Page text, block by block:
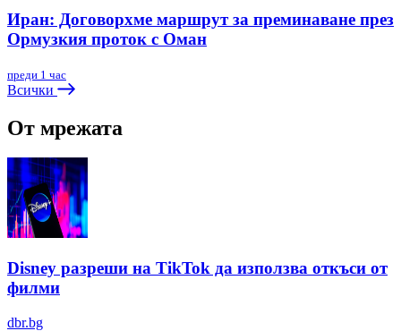
Иран: Договорхме маршрут за преминаване през
Ормузкия проток с Оман
преди 1 час
Всички
От мрежата
Disney разреши на TikTok да използва откъси от
филми
dbr.bg